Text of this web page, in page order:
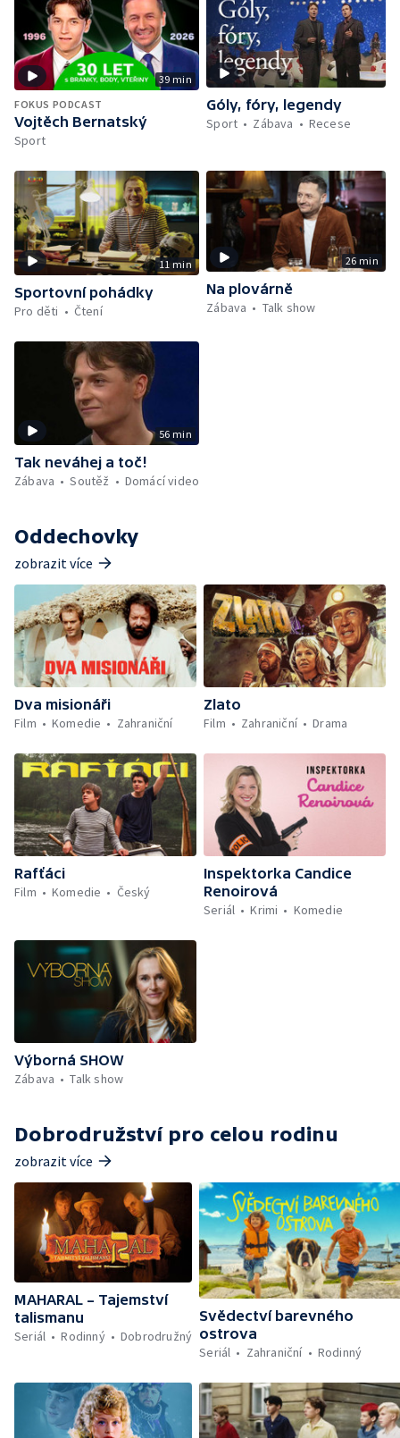
39 min
FOKUS PODCAST
Vojtěch Bernatský
Sport
Góly, fóry, legendy
Sport
Zábava Recese
11 min
Sportovní pohádky
Pro děti
Čtení
26 min
Na plovárně
Zábava
Talk show
56 min
Tak neváhej a toč!
Zábava
Soutěž Domácí video
Oddechovky
zobrazit více
Dva misionáři
Film
Komedie Zahraniční
Zlato
Film
Zahraniční Drama
Rafťáci
Film
Komedie Český
Inspektorka Candice
Renoirová
Seriál
Krimi Komedie
Výborná SHOW
Zábava
Talk show
Dobrodružství pro celou rodinu
zobrazit více
MAHARAL – Tajemství
talismanu
Seriál
Rodinný Dobrodružný
Svědectví barevného
ostrova
Seriál
Zahraniční Rodinný